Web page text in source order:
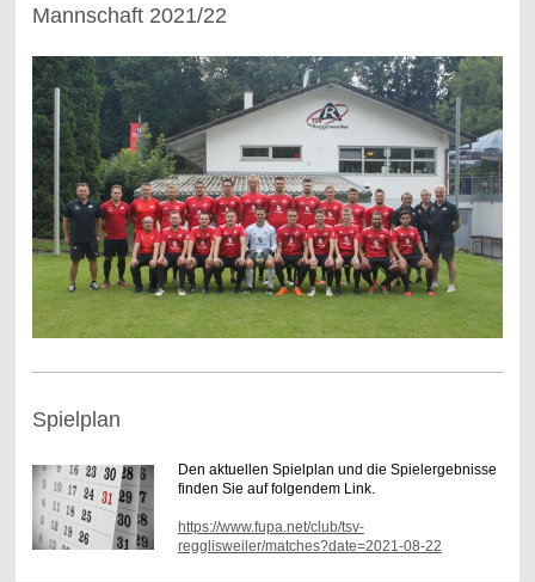
Mannschaft 2021/22
Spielplan
Den aktuellen Spielplan und die Spielergebnisse
finden Sie auf folgendem Link.
https://www.fupa.net/club/tsv-
regglisweiler/matches?date=2021-08-22